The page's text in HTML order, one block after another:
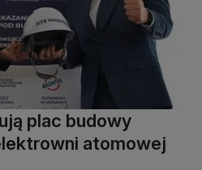
plac budowy
atomowej